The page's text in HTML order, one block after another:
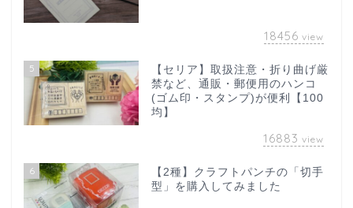
18456 view
5
【セリア】取扱注意・折り曲げ厳
禁など、通販・郵便用のハンコ
(ゴム印・スタンプ)が便利【100
均】
16883 view
6
【2種】クラフトパンチの「切手
型」を購入してみました